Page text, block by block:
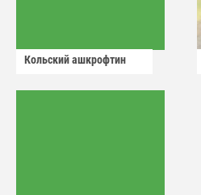
Кольский ашкрофтин